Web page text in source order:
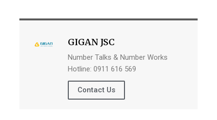
GIGAN JSC
Number Talks & Number Works
Hotline: 0911 616 569
Contact Us